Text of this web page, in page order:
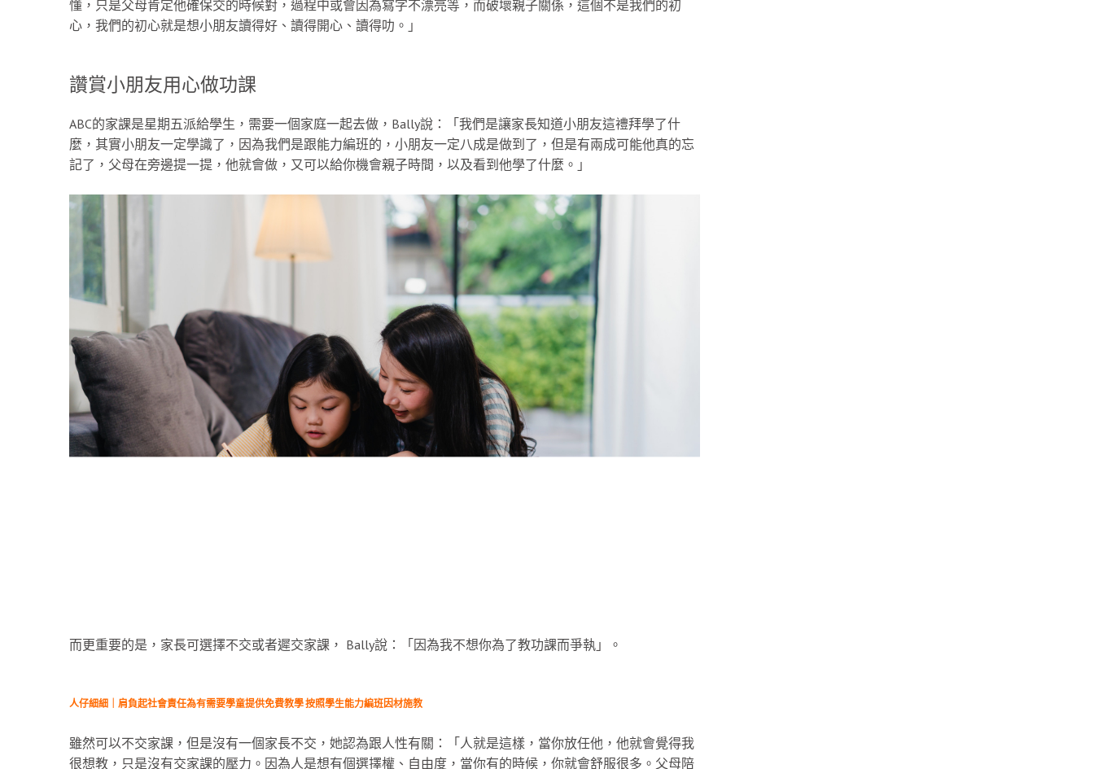
懂，只是父母肯定他確保交的時候對，過程中或會因為寫字不漂亮等，而破壞親子關係，這個不是我們的初
心，我們的初心就是想小朋友讀得好、讀得開心、讀得叻。」
讚賞小朋友用心做功課
ABC的家課是星期五派給學生，需要一個家庭一起去做，Bally說：「我們是讓家長知道小朋友這禮拜學了什
麼，其實小朋友一定學識了，因為我們是跟能力編班的，小朋友一定八成是做到了，但是有兩成可能他真的忘
記了，父母在旁邊提一提，他就會做，又可以給你機會親子時間，以及看到他學了什麼。」
而更重要的是，家長可選擇不交或者遲交家課， Bally說：「因為我不想你為了教功課而爭執」。
人仔細細｜肩負起社會責任為有需要學童提供免費教學 按照學生能力編班因材施教
雖然可以不交家課，但是沒有一個家長不交，她認為跟人性有關：「人就是這樣，當你放任他，他就會覺得我
很想教，只是沒有交家課的壓力。因為人是想有個選擇權、自由度，當你有的時候，你就會舒服很多。父母陪